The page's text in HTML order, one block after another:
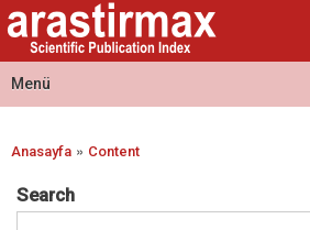
Ana
içeriğe
atla
Arastirmax
- Scientific
Publication
Index
Arastirmax
Scientific
Publication
Index
Menü
Ana menü
Buradasınız
Anasayfa » Content
Search